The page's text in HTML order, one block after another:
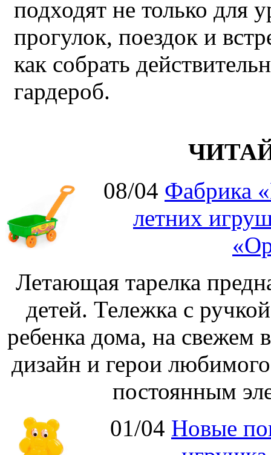
подходят не только для
прогулок, поездок и
как собрать
гардероб.
08/04 Фабрика
летних
Летающая тарелка
детей. Тележка с
ребенка дома, на свежем
дизайн и герои
постоянным
01/04 Новые